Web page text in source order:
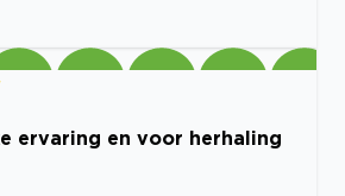
ervaring en voor herhaling